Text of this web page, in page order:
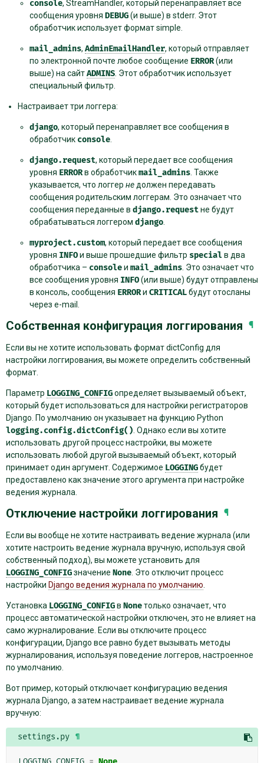
console, StreamHandler, который перенаправляет все
сообщения уровня DEBUG(и выше) в stderr. Этот
обработчик использует формат simple.
mail_admins, AdminEmailHandler, который отправляет
по электронной почте любое сообщение ERROR(или
выше) на сайтADMINS . Этот обработчик использует
специальный фильтр.
Настраивает три логгера:
django, который перенаправляет все сообщения в
обработчик console
django.request, который передает все сообщения
уровня ERRORв обработчикmail_admins . Также
указывается, что логгер не должен передавать
сообщения родительским логгерам. Это означает что
сообщения переданные в django.requestне будут
обрабатываться логгером django
myproject.custom, который передает все сообщения
уровня INFOи выше прошедшие фильтр specialв два
обработчика – consoleи mail_admins . Это означает что
все сообщения уровня INFO(или выше) будут отправлены
в консоль, сообщения ERRORи CRITICALбудут отосланы
через e-mail.
Собственная конфигурация логгирования ¶
Если вы не хотите использовать формат dictConfig для
настройки логгирования, вы можете определить собственный
формат.
Параметр LOGGING_CONFIGопределяет вызываемый объект,
который будет использоваться для настройки регистраторов
Django. По умолчанию он указывает на функцию Python
logging.config.dictConfig() . Однако если вы хотите
использовать другой процесс настройки, вы можете
использовать любой другой вызываемый объект, который
принимает один аргумент. Содержимое LOGGINGбудет
предоставлено как значение этого аргумента при настройке
ведения журнала.
Отключение настройки логгирования ¶
Если вы вообще не хотите настраивать ведение журнала (или
хотите настроить ведение журнала вручную, используя свой
собственный подход), вы можете установить для
LOGGING_CONFIGзначение None . Это отключит процесс
настройки Django ведения журнала по умолчанию
Установка LOGGING_CONFIGв Noneтолько означает, что
процесс автоматической настройки отключен, это не влияет на
само журналирование. Если вы отключите процесс
конфигурации, Django все равно будет вызывать методы
журналирования, используя поведение логгеров, настроенное
по умолчанию.
Вот пример, который отключает конфигурацию ведения
журнала Django, а затем настраивает ведение журнала
вручную:
settings.py ¶